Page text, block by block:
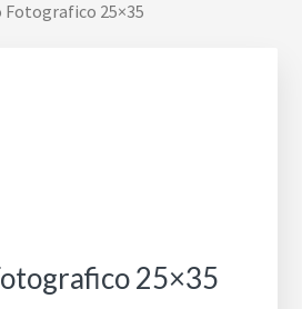
Fotografico 25×35
25×35